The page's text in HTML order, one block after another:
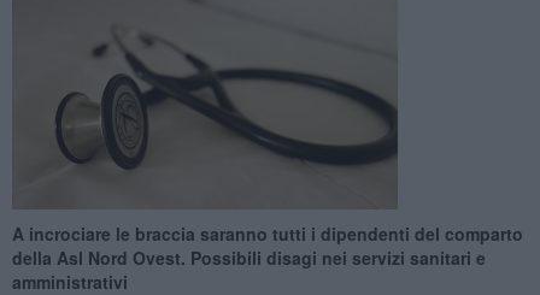
A incrociare le braccia saranno tutti i dipendenti del comparto
della Asl Nord Ovest. Possibili disagi nei servizi sanitari e
amministrativi